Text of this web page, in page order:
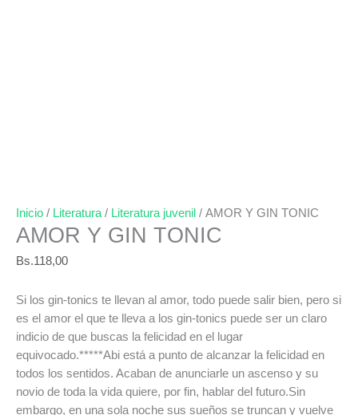
Inicio / Literatura / Literatura juvenil / AMOR Y GIN TONIC
AMOR Y GIN TONIC
Bs.118,00
Si los gin-tonics te llevan al amor, todo puede salir bien, pero si
es el amor el que te lleva a los gin-tonics puede ser un claro
indicio de que buscas la felicidad en el lugar
equivocado.*****Abi está a punto de alcanzar la felicidad en
todos los sentidos. Acaban de anunciarle un ascenso y su
novio de toda la vida quiere, por fin, hablar del futuro.Sin
embargo, en una sola noche sus sueños se truncan y vuelve